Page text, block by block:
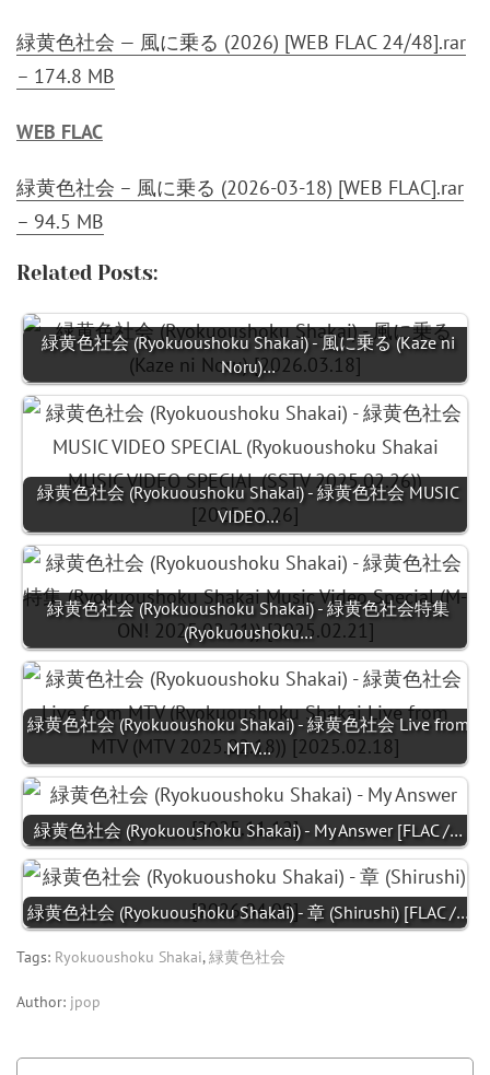
緑黄色社会 — 風に乗る (2026) [WEB FLAC 24⧸48].rar
– 174.8 MB
WEB FLAC
緑黄色社会 – 風に乗る (2026-03-18) [WEB FLAC].rar
– 94.5 MB
Related Posts:
緑黄色社会 (Ryokuoushoku Shakai) - 風に乗る (Kaze ni
Noru)…
緑黄色社会 (Ryokuoushoku Shakai) - 緑黄色社会 MUSIC
VIDEO…
緑黄色社会 (Ryokuoushoku Shakai) - 緑黄色社会特集
(Ryokuoushoku…
緑黄色社会 (Ryokuoushoku Shakai) - 緑黄色社会 Live from
MTV…
緑黄色社会 (Ryokuoushoku Shakai) - My Answer [FLAC /…
緑黄色社会 (Ryokuoushoku Shakai) - 章 (Shirushi) [FLAC /…
Tags: Ryokuoushoku Shakai,緑黄色社会
Author: jpop